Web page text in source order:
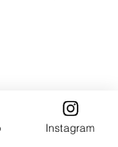
Instagram